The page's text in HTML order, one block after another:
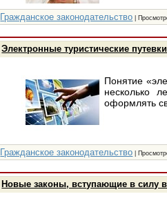
Гражданское законодательство |
Электронные туристические
Понятие
несколько
оформлять
Гражданское законодательство |
Новые законы, вступающие в силу в